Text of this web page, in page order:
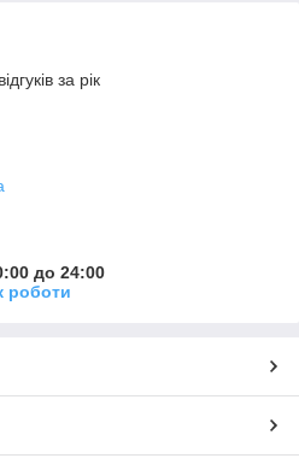
за рік
до 24:00
роботи